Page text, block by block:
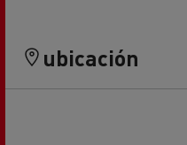
ubicación